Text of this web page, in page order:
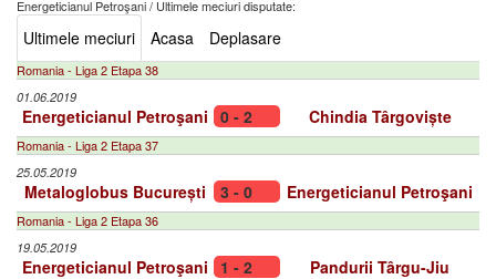
Energeticianul Petroşani/ Ultimele meciuri disputate:
Ultimele meciuri Acasa Deplasare
Romania - Liga 2 Etapa 38
01.06.2019
Energeticianul Petroşani 0 - 2 Chindia Târgoviște
Romania - Liga 2 Etapa 37
25.05.2019
Metaloglobus București 3 - 0 Energeticianul Petroşani
Romania - Liga 2 Etapa 36
19.05.2019
Energeticianul Petroşani 1 - 2 Pandurii Târgu-Jiu